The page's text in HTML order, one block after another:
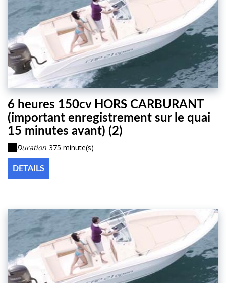
6 heures 150cv HORS CARBURANT
(important enregistrement sur le quai
15 minutes avant) (2)
Duration 375 minute(s)
DETAILS